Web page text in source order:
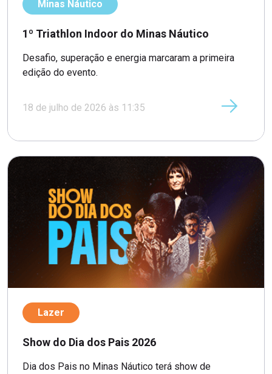
Minas Náutico
1º Triathlon Indoor do Minas Náutico
Desafio, superação e energia marcaram a primeira
edição do evento.
18 de julho de 2026 às 11:35
Lazer
Show do Dia dos Pais 2026
Dia dos Pais no Minas Náutico terá show de